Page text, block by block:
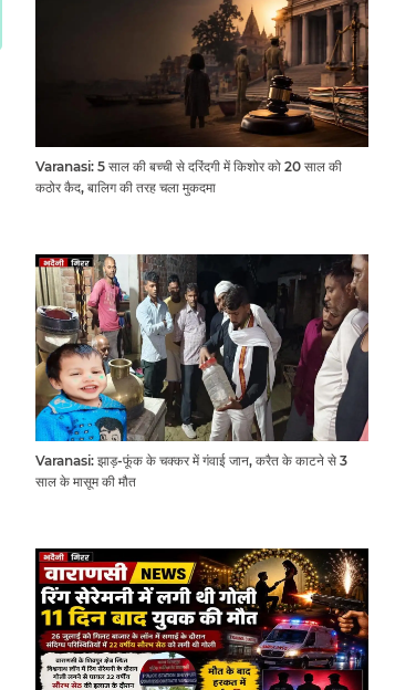
Varanasi: 5 साल की बच्ची से दरिंदगी में किशोर को 20 साल की
कठोर कैद, बालिग की तरह चला मुकदमा
Varanasi: झाड़-फूंक के चक्कर में गंवाई जान, करैत के काटने से 3
साल के मासूम की मौत